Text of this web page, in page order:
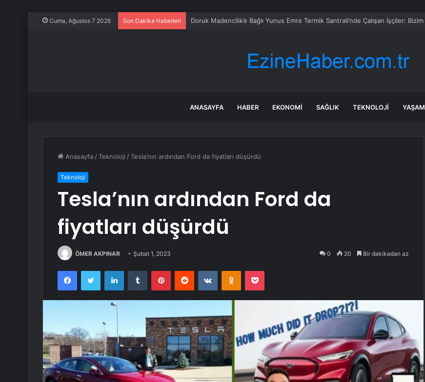
Cuma, Ağustos 7 2026 Son Dakika Haberleri
ANASAYFA HABER EKONOMI SAĞLIK TEKNOLOJI YAŞAM
Anasayfa /Teknoloji /Tesla’nın ardından Ford da fiyatları düşürdü
Teknoloji
Tesla’nın ardından Ford da
fiyatları düşürdü
ÖMER AKPINAR Şubat 1, 2023 0 20 Bir dakikadan az
FacebookTwitter LinkedInTumblr PinterestReddit VKontakteOdnoklassniki
Pocket